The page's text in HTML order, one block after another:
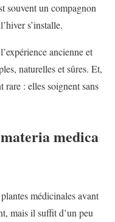
souvent un compagnon
s’installe.
ancienne et
naturelles et sûres. Et,
rare : elles soignent sans
medica
médicinales avant
mais il suffit d’un peu